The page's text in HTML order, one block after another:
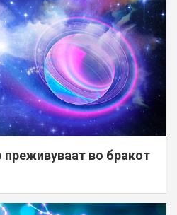
преживуваат во бракот